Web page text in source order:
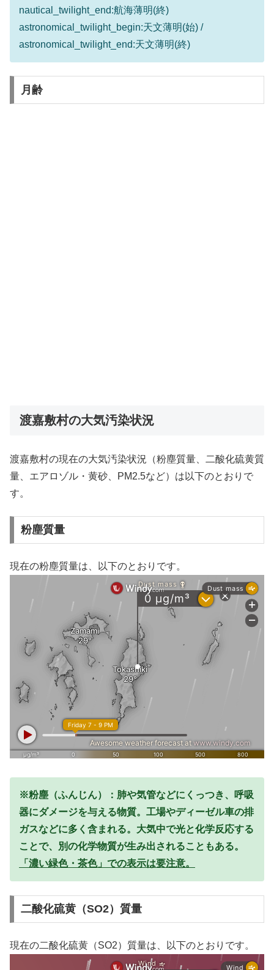
nautical_twilight_end:航海薄明(終)
astronomical_twilight_begin:天文薄明(始) /
astronomical_twilight_end:天文薄明(終)
月齢
渡嘉敷村の大気汚染状況
渡嘉敷村の現在の大気汚染状況（粉塵質量、二酸化硫黄質
量、エアロゾル・黄砂、PM2.5など）は以下のとおりで
す。
粉塵質量
現在の粉塵質量は、以下のとおりです。
※粉塵（ふんじん）：肺や気管などにくっつき、呼吸
器にダメージを与える物質。工場やディーゼル車の排
ガスなどに多く含まれる。大気中で光と化学反応する
ことで、別の化学物質が生み出されることもある。
「濃い緑色・茶色」での表示は要注意。
二酸化硫黄（SO2）質量
現在の二酸化硫黄（SO2）質量は、以下のとおりです。